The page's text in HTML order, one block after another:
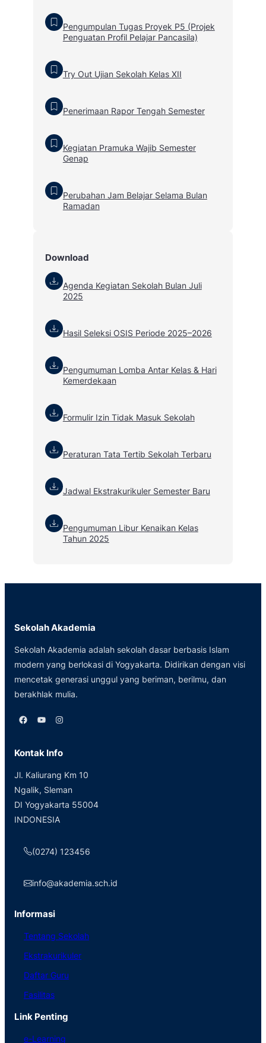
Pengumpulan Tugas Proyek P5 (Projek
Penguatan Profil Pelajar Pancasila)
Try Out Ujian Sekolah Kelas XII
Penerimaan Rapor Tengah Semester
Kegiatan Pramuka Wajib Semester
Genap
Perubahan Jam Belajar Selama Bulan
Ramadan
Download
Agenda Kegiatan Sekolah Bulan Juli
2025
Hasil Seleksi OSIS Periode 2025–2026
Pengumuman Lomba Antar Kelas & Hari
Kemerdekaan
Formulir Izin Tidak Masuk Sekolah
Peraturan Tata Tertib Sekolah Terbaru
Jadwal Ekstrakurikuler Semester Baru
Pengumuman Libur Kenaikan Kelas
Tahun 2025
Sekolah Akademia
Sekolah Akademia adalah sekolah dasar berbasis Islam
modern yang berlokasi di Yogyakarta. Didirikan dengan visi
mencetak generasi unggul yang beriman, berilmu, dan
berakhlak mulia.
Facebook YouTube Instagram
Kontak Info
Jl. Kaliurang Km 10
Ngalik, Sleman
DI Yogyakarta 55004
INDONESIA
(0274) 123456
info@akademia.sch.id
Informasi
Tentang Sekolah
Ekstrakurikuler
Daftar Guru
Fasilitas
Link Penting
e-Learning